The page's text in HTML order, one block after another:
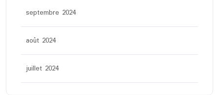
septembre 2024
août 2024
juillet 2024